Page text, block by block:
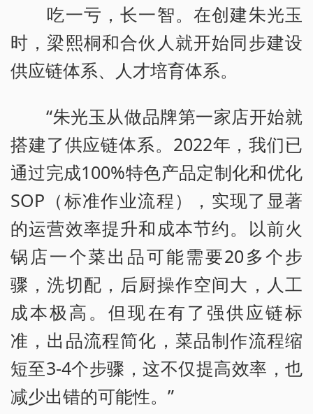
吃一亏，长一智。在创建朱光玉
时，梁熙桐和合伙人就开始同步建设
供应链体系、人才培育体系。
“朱光玉从做品牌第一家店开始就
搭建了供应链体系。2022年，我们已
通过完成100%特色产品定制化和优化
SOP（标准作业流程），实现了显著
的运营效率提升和成本节约。以前火
锅店一个菜出品可能需要20多个步
骤，洗切配，后厨操作空间大，人工
成本极高。但现在有了强供应链标
准，出品流程简化，菜品制作流程缩
短至3-4个步骤，这不仅提高效率，也
减少出错的可能性。”